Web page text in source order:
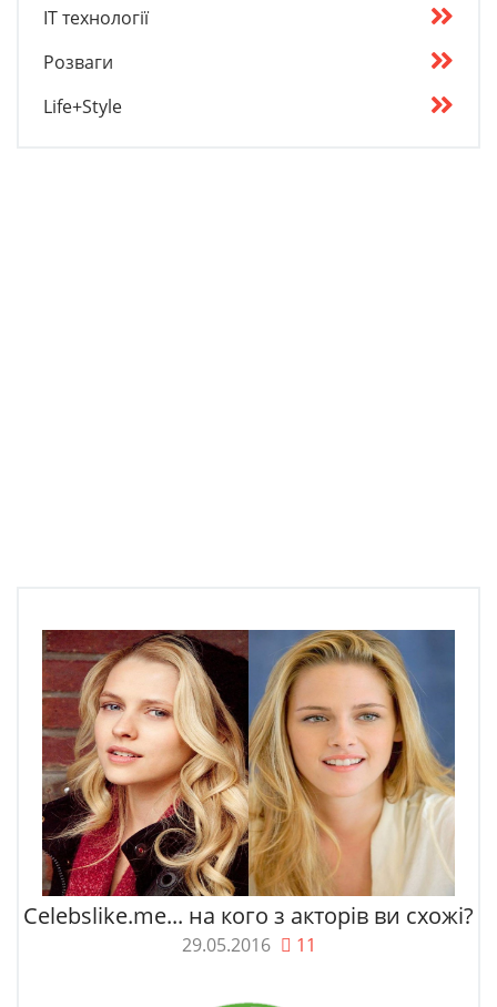
IT технології
Розваги
Life+Style
Celebslike.me... на кого з акторів ви схожі?
29.05.2016 11